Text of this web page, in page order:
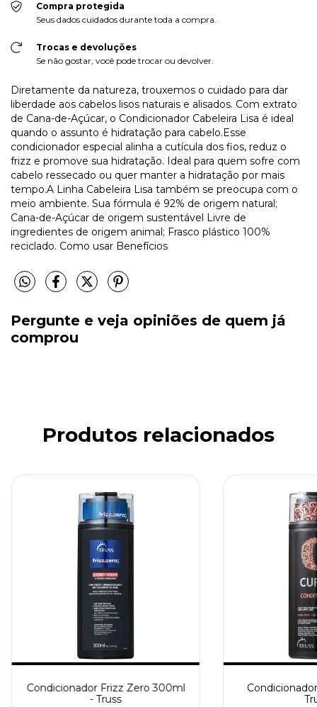
Compra protegida
Seus dados cuidados durante toda a compra.
Trocas e devoluções
Se não gostar, você pode trocar ou devolver.
Diretamente da natureza, trouxemos o cuidado para dar
liberdade aos cabelos lisos naturais e alisados. Com extrato
de Cana-de-Açúcar, o Condicionador Cabeleira Lisa é ideal
quando o assunto é hidratação para cabelo.Esse
condicionador especial alinha a cutícula dos fios, reduz o
frizz e promove sua hidratação. Ideal para quem sofre com
cabelo ressecado ou quer manter a hidratação por mais
tempo.A Linha Cabeleira Lisa também se preocupa com o
meio ambiente. Sua fórmula é 92% de origem natural;
Cana-de-Açúcar de origem sustentável Livre de
ingredientes de origem animal; Frasco plástico 100%
reciclado. Como usar Benefícios
Pergunte e veja opiniões de quem já
comprou
Produtos relacionados
Condicionador Frizz Zero 300ml
- Truss